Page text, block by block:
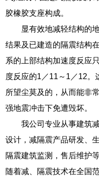
胶橡胶支座构成。
显有效地减轻结构的
结果及已建造的隔震结构
系的上部结构加速度反应
度反应的1／11～1／12。
所望尘莫及的，从而能非
强地震冲击下免遭毁坏。
我公司专业从事建筑
设计，减隔震产品研发、
隔震建筑监测，售后维护
随着减、隔震技术在全国